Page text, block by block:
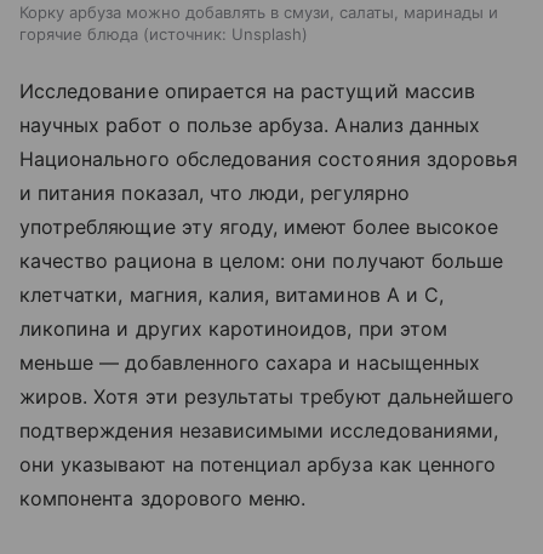
Корку арбуза можно добавлять в смузи, салаты, маринады и
горячие блюда
источник: Unsplash
Исследование опирается на растущий массив
научных работ о пользе арбуза. Анализ данных
Национального обследования состояния здоровья
и питания показал, что люди, регулярно
употребляющие эту ягоду, имеют более высокое
качество рациона в целом: они получают больше
клетчатки, магния, калия, витаминов А и С,
ликопина и других каротиноидов, при этом
меньше — добавленного сахара и насыщенных
жиров. Хотя эти результаты требуют дальнейшего
подтверждения независимыми исследованиями,
они указывают на потенциал арбуза как ценного
компонента здорового меню.